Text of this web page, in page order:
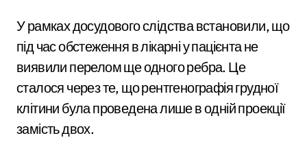
У рамках досудового слідства встановили, що
під час обстеження в лікарні у пацієнта не
виявили перелом ще одного ребра. Це
сталося через те, що рентгенографія грудної
клітини була проведена лише в одній проекції
замість двох.